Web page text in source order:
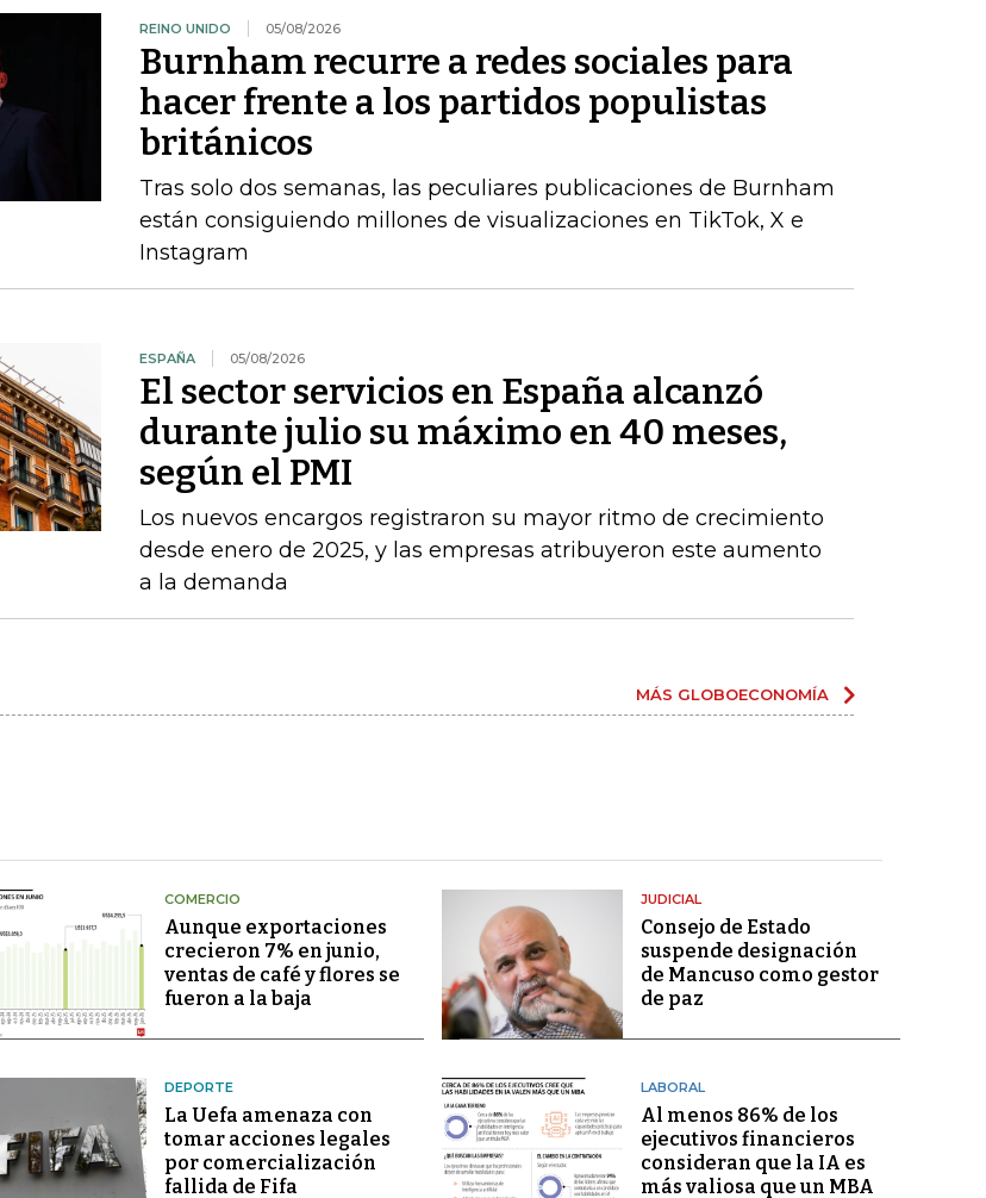
REINO UNIDO 05/08/2026
Burnham recurre a redes sociales para
hacer frente a los partidos populistas
británicos
Tras solo dos semanas, las peculiares publicaciones de Burnham
están consiguiendo millones de visualizaciones en TikTok, X e
Instagram
ESPAÑA 05/08/2026
El sector servicios en España alcanzó
durante julio su máximo en 40 meses,
según el PMI
Los nuevos encargos registraron su mayor ritmo de crecimiento
desde enero de 2025, y las empresas atribuyeron este aumento
a la demanda
MÁS GLOBOECONOMÍA
COMERCIO
Aunque exportaciones
crecieron 7% en junio,
ventas de café y flores se
fueron a la baja
JUDICIAL
Consejo de Estado
suspende designación
de Mancuso como gestor
de paz
DEPORTE
La Uefa amenaza con
tomar acciones legales
por comercialización
fallida de Fifa
LABORAL
Al menos 86% de los
ejecutivos financieros
consideran que la IA es
más valiosa que un MBA